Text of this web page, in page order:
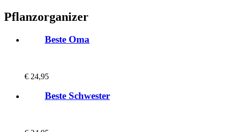
Pflanzorganizer
Beste Oma
€ 24,95
Beste Schwester